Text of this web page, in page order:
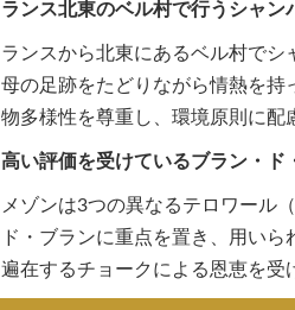
ランス北東のベル村で行うシャン
ランスから北東にあるベル村で
母の足跡をたどりながら情熱を持
物多様性を尊重し、環境原則に配
高い評価を受けているブラン・ド
メゾンは3つの異なるテロワール
ド・ブランに重点を置き、用い
遍在するチョークによる恩恵を受